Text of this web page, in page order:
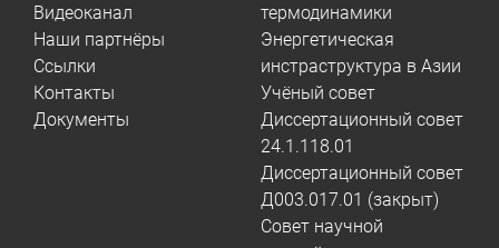
Видеоканал
Наши партнёры
Ссылки
Контакты
Документы
термодинамики
Энергетическая
инстраструктура в Азии
Учёный совет
Диссертационный совет
24.1.118.01
Диссертационный совет
Д003.017.01 (закрыт)
Совет научной